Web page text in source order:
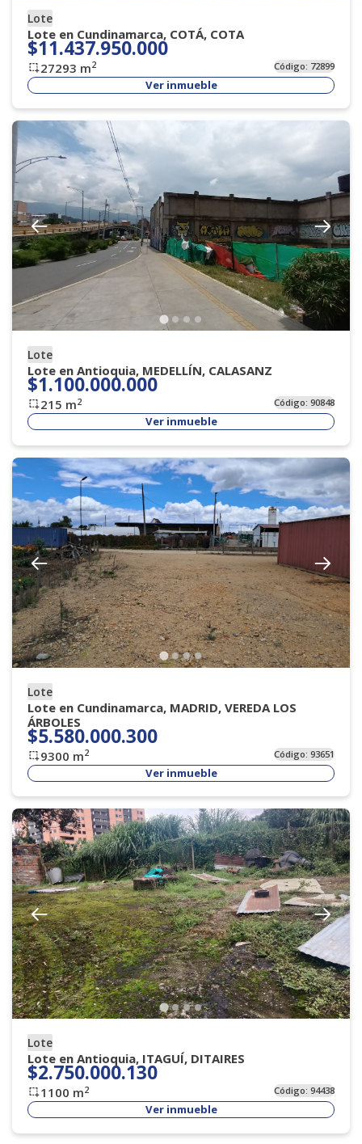
Lote
Lote en Cundinamarca, COTÁ, COTA
$11.437.950.000
27293 m2 Código: 72899
Ver inmueble
Lote
Lote en Antioquia, MEDELLÍN, CALASANZ
$1.100.000.000
215 m2 Código:90848
Ver inmueble
Lote
Lote en Cundinamarca, MADRID, VEREDA LOS
ÁRBOLES
$5.580.000.300
9300 m2 Código:93651
Ver inmueble
Lote
Lote en Antioquia, ITAGUÍ, DITAIRES
$2.750.000.130
1100 m2 Código:94438
Ver inmueble